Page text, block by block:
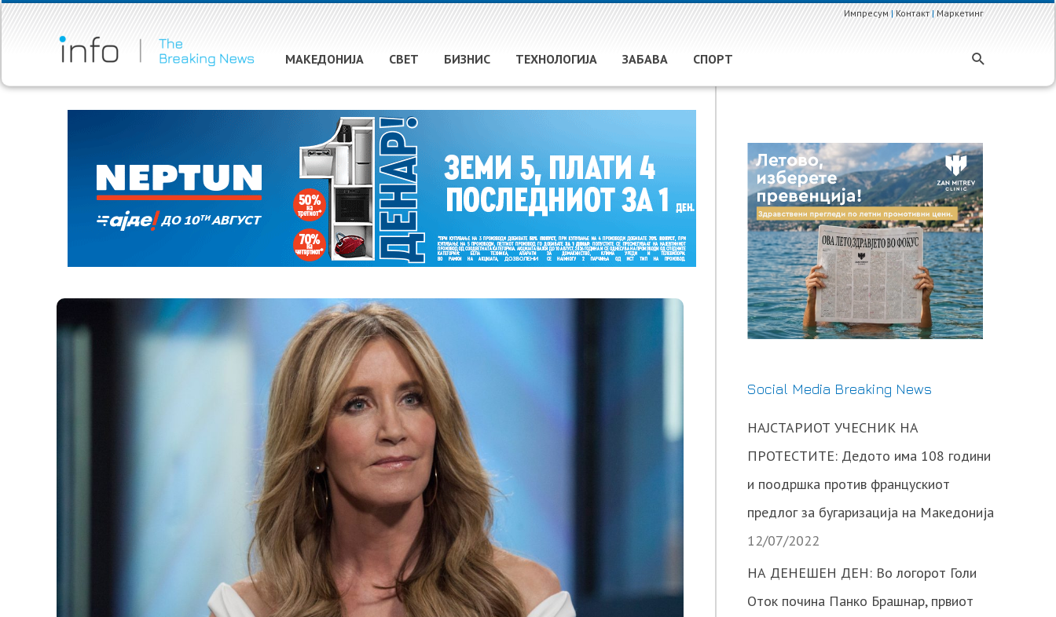
Импресум|Контакт|Маркетинг
МАКЕДОНИЈА СВЕТ БИЗНИС ТЕХНОЛОГИЈА ЗАБАВА СПОРТ
Social Media Breaking News
НАЈСТАРИОТ УЧЕСНИК НА
ПРОТЕСТИТЕ: Дедото има 108 години
и поодршка против францускиот
предлог за бугаризација на Македонија
12/07/2022
НА ДЕНЕШЕН ДЕН: Во логорот Голи
Оток почина Панко Брашнар, првиот